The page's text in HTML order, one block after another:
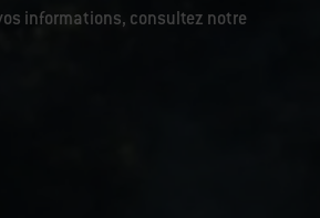
informations, consultez notre